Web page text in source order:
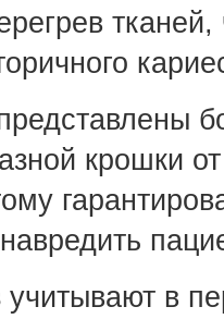
крошки
в